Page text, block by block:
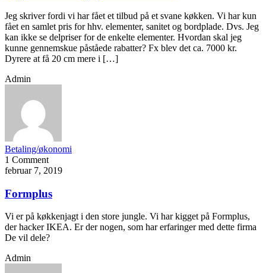
Jeg skriver fordi vi har fået et tilbud på et svane køkken. Vi har kun
fået en samlet pris for hhv. elementer, sanitet og bordplade. Dvs. Jeg
kan ikke se delpriser for de enkelte elementer. Hvordan skal jeg
kunne gennemskue påståede rabatter? Fx blev det ca. 7000 kr.
Dyrere at få 20 cm mere i […]
Admin
Betaling/økonomi
1 Comment
februar 7, 2019
Formplus
Vi er på køkkenjagt i den store jungle. Vi har kigget på Formplus,
der hacker IKEA. Er der nogen, som har erfaringer med dette firma
De vil dele?
Admin